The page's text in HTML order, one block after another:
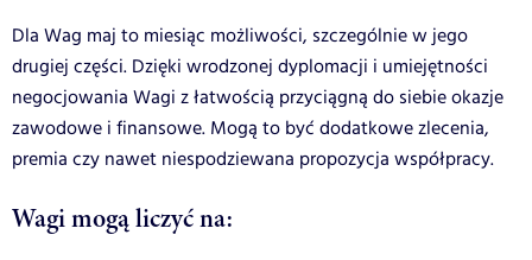
Dla Wag maj to miesiąc możliwości, szczególnie w jego
drugiej części. Dzięki wrodzonej dyplomacji i umiejętności
negocjowania Wagi z łatwością przyciągną do siebie okazje
zawodowe i finansowe. Mogą to być dodatkowe zlecenia,
premia czy nawet niespodziewana propozycja współpracy.
Wagi mogą liczyć na: